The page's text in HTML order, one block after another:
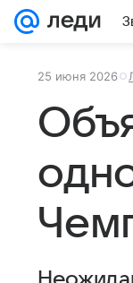
25 июня 2026